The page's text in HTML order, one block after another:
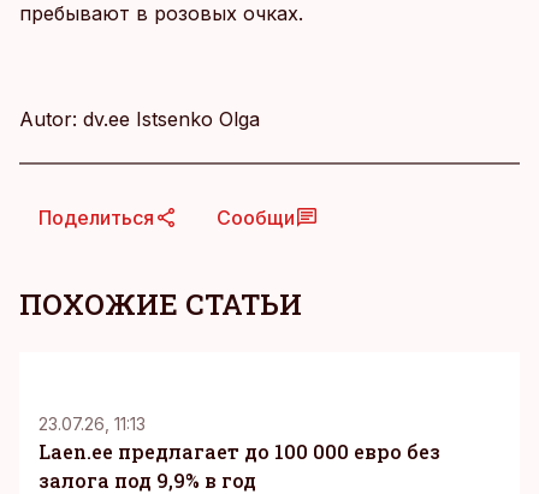
пребывают в розовых очках.
Autor: dv.ee Istsenko Olga
Поделиться Сообщи
ПОХОЖИЕ СТАТЬИ
23.07.26, 11:13
Laen.ee предлагает до 100 000 евро без
залога под 9,9% в год